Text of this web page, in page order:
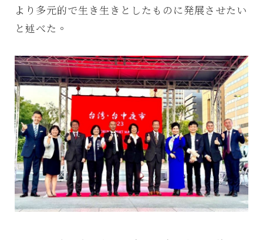
より多元的で生き生きとしたものに発展させたい
と述べた。